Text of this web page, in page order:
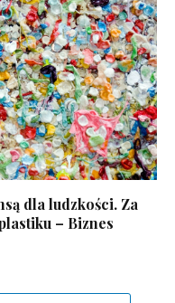
dla ludzkości. Za
– Biznes